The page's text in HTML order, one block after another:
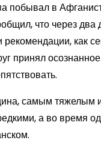
побывал в
что через
рекомендации, как
принял
самым тяжелым
а во время